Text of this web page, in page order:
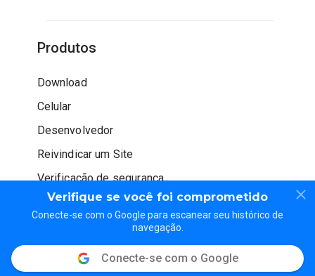
Verifique se você foi comprometido
Conecte-se com o Google para escanear seu histórico de
navegação.
Conecte-se com o Google
Produtos
Download
Celular
Desenvolvedor
Reivindicar um Site
Verificação de segurança
© WOT Services LP. Todos os direitos reservados